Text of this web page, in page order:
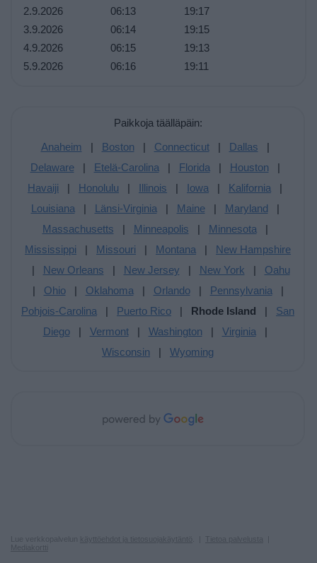
2.9.2026
06:13
19:17
3.9.2026
06:14
19:15
4.9.2026
06:15
19:13
5.9.2026
06:16 19:11
Paikkoja täälläpäin:
Anaheim | Boston | Connecticut| Dallas |
Delaware| Etelä-Carolina | Florida | Houston |
Havaiji | Honolulu | Illinois | Iowa | Kalifornia |
Louisiana | Länsi-Virginia | Maine| Maryland |
Massachusetts | Minneapolis | Minnesota |
Mississippi | Missouri | Montana | New Hampshire
| New Orleans | New Jersey | New York | Oahu
| Ohio| Oklahoma | Orlando| Pennsylvania |
Pohjois-Carolina | Puerto Rico | Rhode Island | San
Diego| Vermont| Washington | Virginia |
Wisconsin |Wyoming
Tietoa palvelusta
Mediakortti